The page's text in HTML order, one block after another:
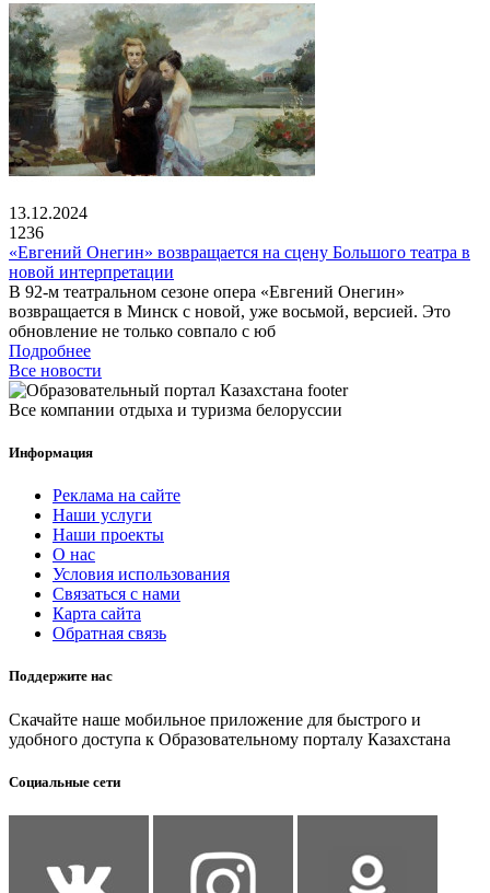
13.12.2024
1236
«Евгений Онегин» возвращается на сцену Большого театра в
новой интерпретации
В 92-м театральном сезоне опера «Евгений Онегин»
возвращается в Минск с новой, уже восьмой, версией. Это
обновление не только совпало с юб
Подробнее
Все новости
Все компании отдыха и туризма белоруссии
Информация
Реклама на сайте
Наши услуги
Наши проекты
О нас
Условия использования
Связаться с нами
Карта сайта
Обратная связь
Поддержите нас
Скачайте наше мобильное приложение для быстрого и
удобного доступа к Образовательному порталу Казахстана
Социальные сети